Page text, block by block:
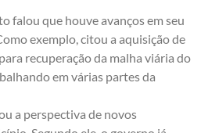
falou que houve avanços em seu
exemplo, citou a aquisição de
recuperação da malha viária do
em várias partes da
a perspectiva de novos